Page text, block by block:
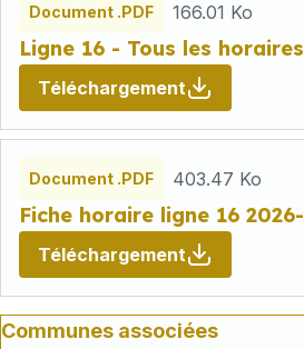
Document .PDF 166.01 Ko
Ligne 16 - Tous les
Téléchargement
Document .PDF 403.47 Ko
Fiche horaire ligne 16
Téléchargement
Communes associées